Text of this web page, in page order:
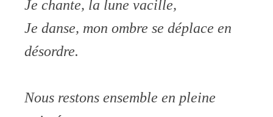
Je chante, la lune vacille,
Je danse, mon ombre se déplace en
désordre.
Nous restons ensemble en pleine